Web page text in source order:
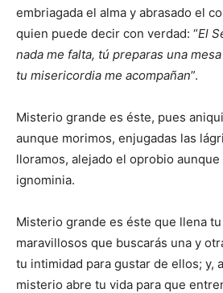
embriagada el alma y abrasado el
quien puede decir con verdad: “El
nada me falta, tú preparas una
tu misericordia me acompañan”.
Misterio grande es éste, pues
aunque morimos, enjugadas las
lloramos, alejado el oprobio
ignominia.
Misterio grande es éste que llena
maravillosos que buscarás una y
tu intimidad para gustar de ellos; y,
misterio abre tu vida para que